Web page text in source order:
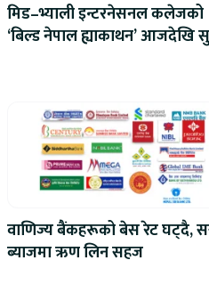
मिड–भ्याली इन्टरनेसनल कलेजको
‘बिल्ड नेपाल ह्याकाथन’ आजदेखि
वाणिज्य बैंकहरूको बेस रेट घट्दै,
ब्याजमा ऋण लिन सहज